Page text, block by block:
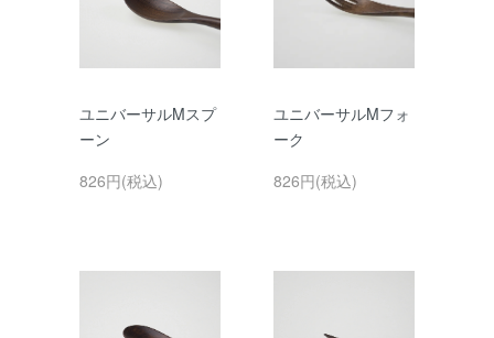
ユニバーサルMスプ
ーン
826円(税込)
ユニバーサルMフォ
ーク
826円(税込)